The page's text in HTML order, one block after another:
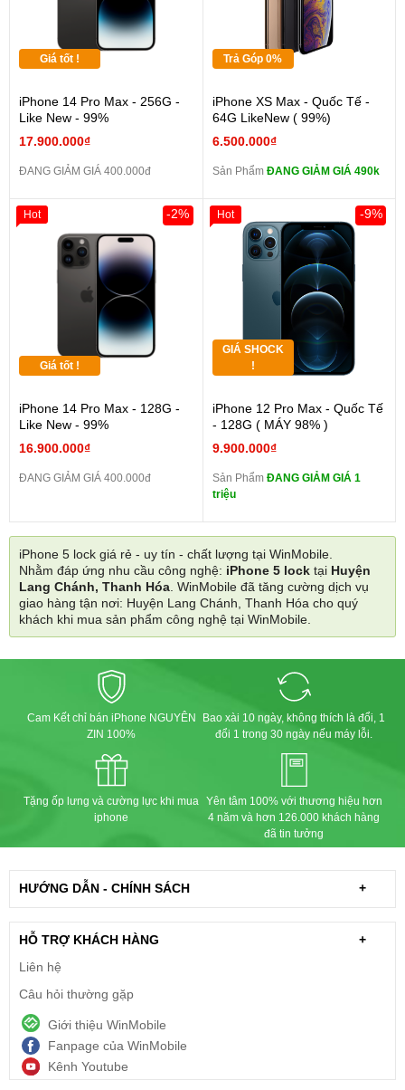
Giá tốt !
iPhone 14 Pro Max - 256G -
Like New - 99%
17.900.000₫
ĐANG GIẢM GIÁ 400.000đ
Trả Góp 0%
iPhone XS Max - Quốc Tế -
64G LikeNew ( 99%)
6.500.000₫
Sản Phẩm ĐANG GIẢM GIÁ 490k
Giá tốt !
iPhone 14 Pro Max - 128G -
Like New - 99%
16.900.000₫
-2%
ĐANG GIẢM GIÁ 400.000đ
Hot
GIÁ SHOCK
!
iPhone 12 Pro Max - Quốc Tế
- 128G ( MÁY 98% )
9.900.000₫
-9%
Sản Phẩm ĐANG GIẢM GIÁ 1
triệu
Hot
iPhone 5 lock giá rẻ - uy tín - chất lượng tại WinMobile.
Nhằm đáp ứng nhu cầu công nghệ: iPhone 5 lock tại Huyện
Lang Chánh, Thanh Hóa. WinMobile đã tăng cường dịch vụ
giao hàng tận nơi: Huyện Lang Chánh, Thanh Hóa cho quý
khách khi mua sản phẩm công nghệ tại WinMobile.
Cam Kết chỉ bán iPhone NGUYÊN
ZIN 100%
Bao xài 10 ngày, không thích là đổi, 1
đổi 1 trong 30 ngày nếu máy lỗi.
Tặng ốp lưng và cường lực khi mua
iphone
Yên tâm 100% với thương hiệu hơn
4 năm và hơn 126.000 khách hàng
đã tin tưởng
HƯỚNG DẪN - CHÍNH SÁCH +
HỖ TRỢ KHÁCH HÀNG
+
Liên hệ
Câu hỏi thường gặp
Giới thiệu WinMobile
Fanpage của WinMobile
Kênh Youtube